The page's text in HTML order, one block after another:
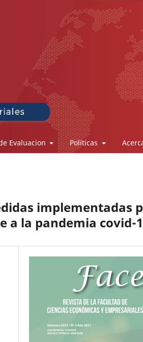
Evaluacion Políticas
implementadas
a la pandemia covid-